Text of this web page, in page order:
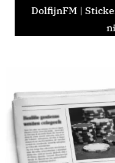
DolfijnFM |